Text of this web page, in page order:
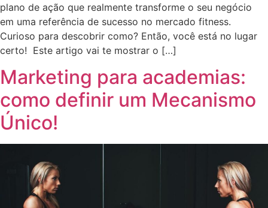
plano de ação que realmente transforme o seu negócio
em uma referência de sucesso no mercado fitness.
Curioso para descobrir como? Então, você está no lugar
certo! Este artigo vai te mostrar o […]
Marketing para academias:
como definir um Mecanismo
Único!